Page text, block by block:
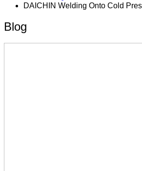
DAICHIN Welding Onto Cold
Blog